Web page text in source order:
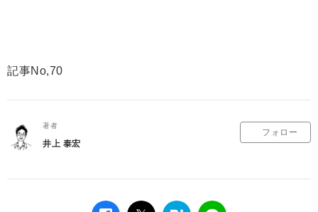
記事No,70
著者
井上 泰宏
フォロー